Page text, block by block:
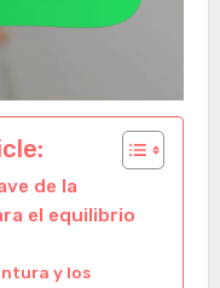
de la
el equilibrio
y los